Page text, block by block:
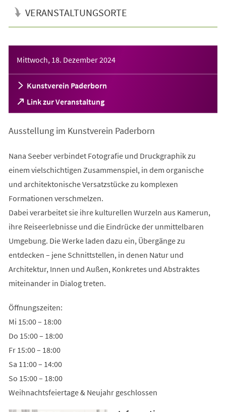
VERANSTALTUNGSORTE
Mittwoch, 18. Dezember 2024
Kunstverein Paderborn
Link zur Veranstaltung
(Öffnet
in
neuen
Ausstellung im Kunstverein Paderborn
Nana Seeber verbindet Fotografie und Druckgraphik zu
einem vielschichtigen Zusammenspiel, in dem organische
und architektonische Versatzstücke zu komplexen
Formationen verschmelzen.
Dabei verarbeitet sie ihre kulturellen Wurzeln aus Kamerun,
ihre Reiseerlebnisse und die Eindrücke der unmittelbaren
Umgebung. Die Werke laden dazu ein, Übergänge zu
entdecken – jene Schnittstellen, in denen Natur und
Architektur, Innen und Außen, Konkretes und Abstraktes
miteinander in Dialog treten.
Öffnungszeiten:
Mi 15:00 – 18:00
Do 15:00 – 18:00
Fr 15:00 – 18:00
Sa 11:00 – 14:00
So 15:00 – 18:00
Weihnachtsfeiertage & Neujahr geschlossen